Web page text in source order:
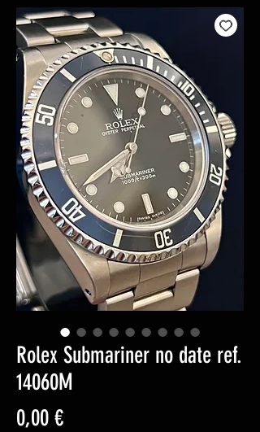
Rolex Submariner no date ref.
14060M
0,00 €Prezzo